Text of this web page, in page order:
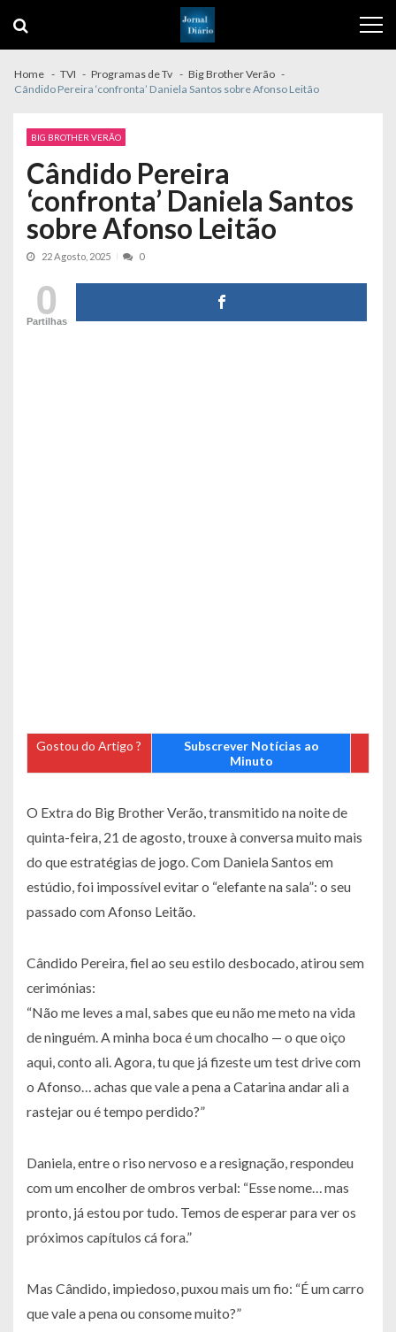
navigation
content
Home TVI Programas de Tv
Big Brother Verão
Cândido Pereira ‘confronta’ Daniela Santos sobre Afonso Leitão
BIG BROTHER VERÃO
Cândido Pereira
‘confronta’ Daniela Santos
sobre Afonso Leitão
22 Agosto, 2025 0
0
Partilhas
Gostou do Artigo ?
Subscrever Notícias ao
Minuto
O Extra do Big Brother Verão, transmitido na noite de
quinta-feira, 21 de agosto, trouxe à conversa muito mais
do que estratégias de jogo. Com Daniela Santos em
estúdio, foi impossível evitar o “elefante na sala”: o seu
passado com Afonso Leitão.
Cândido Pereira, fiel ao seu estilo desbocado, atirou sem
cerimónias:
“Não me leves a mal, sabes que eu não me meto na vida
de ninguém. A minha boca é um chocalho — o que oiço
aqui, conto ali. Agora, tu que já fizeste um test drive com
o Afonso… achas que vale a pena a Catarina andar ali a
rastejar ou é tempo perdido?”
Daniela, entre o riso nervoso e a resignação, respondeu
com um encolher de ombros verbal: “Esse nome… mas
pronto, já estou por tudo. Temos de esperar para ver os
próximos capítulos cá fora.”
Mas Cândido, impiedoso, puxou mais um fio: “É um carro
que vale a pena ou consome muito?”